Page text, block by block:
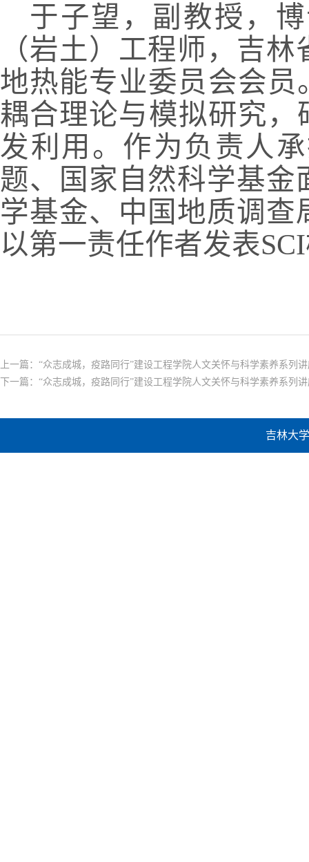
于子望，副教授，
（岩土）工程师，吉
地热能专业委员会会
耦合理论与模拟研究，
发利用。作为负责人
题、国家自然科学基
学基金、中国地质调
以第一责任作者发表SCI
上一篇： “众志成城，疫路同行”建设工程学院人文关怀与科学素养系列
下一篇： “众志成城，疫路同行”建设工程学院人文关怀与科学素养系列
吉林大